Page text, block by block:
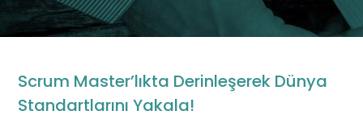
Onabu.ai
Transformation
Agentic
Scrum Master’lıkta Derinleşerek Dünya
Standartlarını Yakala!